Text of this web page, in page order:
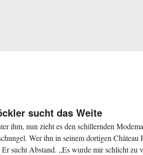
sucht das Weite
ihm, nun zieht es den schillernden
Wer ihn in seinem dortigen Château
sucht Abstand. „Es wurde mir schlicht zu